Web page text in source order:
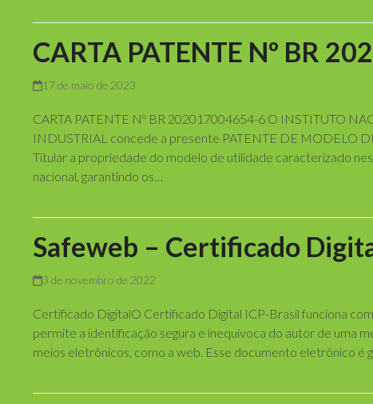
CARTA PATENTE Nº BR
17 de maio de 2023
CARTA PATENTE Nº BR 202017004654-6 O INSTITUTO
INDUSTRIAL concede a presente PATENTE DE MODELO
Titular a propriedade do modelo de utilidade caracterizado
nacional, garantindo os…
Safeweb – Certificado
3 de novembro de 2022
Certificado DigitalO Certificado Digital ICP-Brasil funciona
permite a identificação segura e inequívoca do autor de uma
meios eletrônicos, como a web. Esse documento eletrônico é